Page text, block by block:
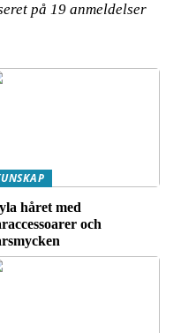
på 19 anmeldelser
håret med
och